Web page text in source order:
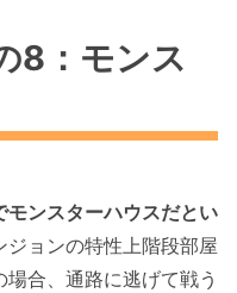
8：モンス
ンスターハウスだとい
ジョンの特性上階段部屋
合、通路に逃げて戦う